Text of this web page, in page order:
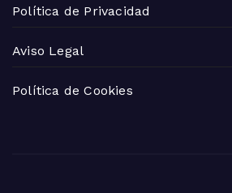
Política de Privacidad
Aviso Legal
Política de Cookies